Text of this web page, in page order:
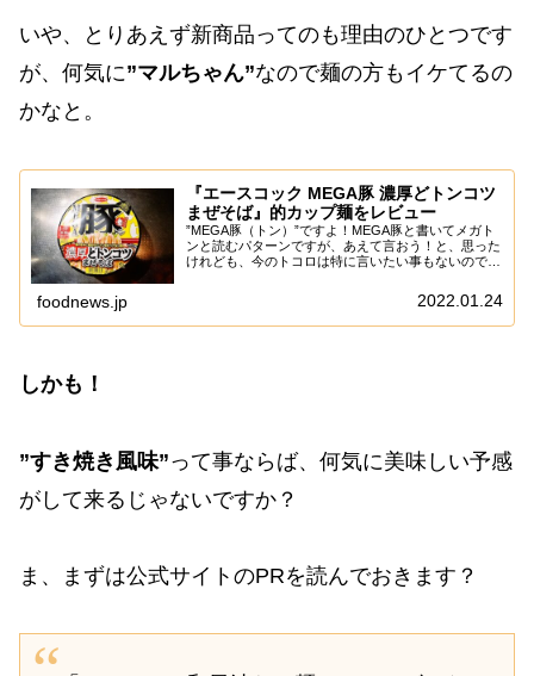
いや、とりあえず新商品ってのも理由のひとつです
が、何気に”マルちゃん”なので麺の方もイケてるの
かなと。
『エースコック MEGA豚 濃厚どトンコツ
まぜそば』的カップ麺をレビュー
”MEGA豚（トン）”ですよ！MEGA豚と書いてメガト
ンと読むパターンですが、あえて言おう！と、思った
けれども、今のトコロは特に言いたい事もないので、
ッツリ系っぽい雰囲気のカップ麺ですので、気...
foodnews.jp 2022.01.24
しかも！
”すき焼き風味”って事ならば、何気に美味しい予感
がして来るじゃないですか？
ま、まずは公式サイトのPRを読んでおきます？